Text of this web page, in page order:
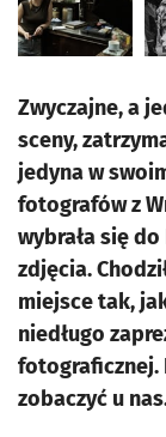
Zwyczajne, a
sceny,
jedyna w
fotografów z
wybrała się
zdjęcia.
miejsce tak,
niedługo
fotograficznej.
zobaczyć u